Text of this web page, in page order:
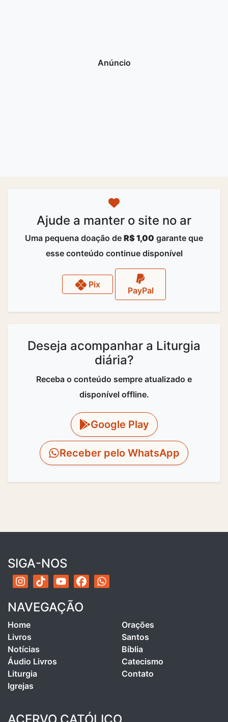
Ajude a manter o site no ar
Uma pequena doação de R$ 1,00 garante que
esse conteúdo continue disponível
Pix
PayPal
Deseja acompanhar a Liturgia
diária?
Receba o conteúdo sempre atualizado e
disponível offline.
Google Play
Receber pelo WhatsApp
SIGA-NOS
NAVEGAÇÃO
Home
Livros
Notícias
Áudio Livros
Liturgia
Igrejas
Orações
Santos
Bíblia
Catecismo
Contato